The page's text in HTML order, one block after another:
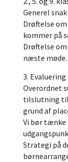
Generel
Drøftelse
kommer på
Drøftelse
næste møde.
3.
Overordnet
tilslutning til
grund af
Vi bør tænke
Strategi på